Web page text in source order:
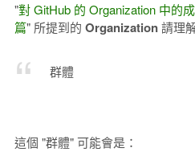
"對 GitHub 的 Organization 中的
篇" 所提到的 Organization請理
群體
這個 "群體" 可能會是：